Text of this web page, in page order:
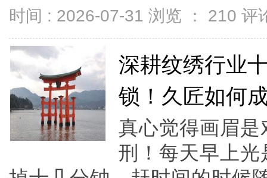
时间 : 2026-07-31 浏览 ： 210 评
深耕纹绣行业
锁！久匠如何
真心觉得画眉
刑！每天早上